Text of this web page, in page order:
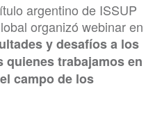
argentino de ISSUP
organizó webinar en
y desafíos a los
quienes trabajamos en
campo de los